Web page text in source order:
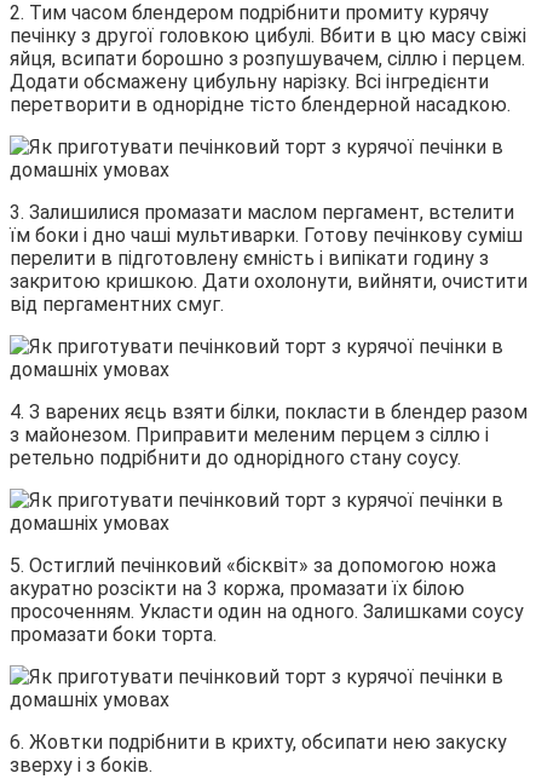
2. Тим часом блендером подрібнити промиту курячу
печінку з другої головкою цибулі. Вбити в цю масу свіжі
яйця, всипати борошно з розпушувачем, сіллю і перцем.
Додати обсмажену цибульну нарізку. Всі інгредієнти
перетворити в однорідне тісто блендерной насадкою.
3. Залишилися промазати маслом пергамент, встелити
їм боки і дно чаші мультиварки. Готову печінкову суміш
перелити в підготовлену ємність і випікати годину з
закритою кришкою. Дати охолонути, вийняти, очистити
від пергаментних смуг.
4. З варених яєць взяти білки, покласти в блендер разом
з майонезом. Приправити меленим перцем з сіллю і
ретельно подрібнити до однорідного стану соусу.
5. Остиглий печінковий «бісквіт» за допомогою ножа
акуратно розсікти на 3 коржа, промазати їх білою
просоченням. Укласти один на одного. Залишками соусу
промазати боки торта.
6. Жовтки подрібнити в крихту, обсипати нею закуску
зверху і з боків.